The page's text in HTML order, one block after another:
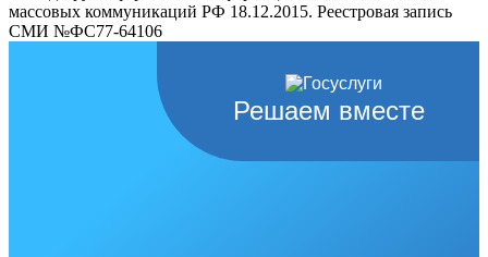
массовых коммуникаций РФ 18.12.2015. Реестровая запись
СМИ №ФС77-64106
Решаем вместе